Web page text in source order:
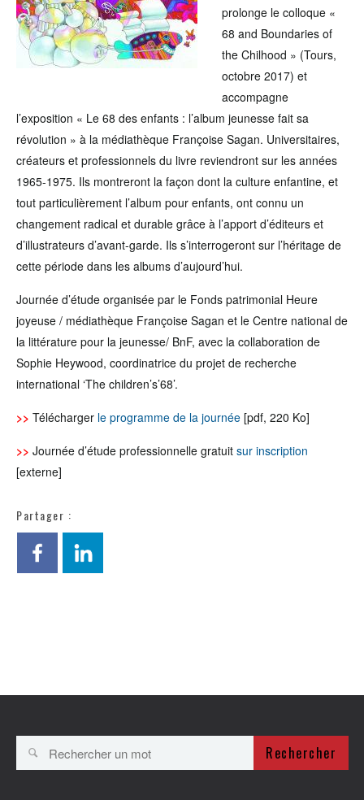
prolonge le colloque «
68 and Boundaries of
the Chilhood » (Tours,
octobre 2017) et
accompagne
l’exposition « Le 68 des enfants : l’album jeunesse fait sa
révolution » à la médiathèque Françoise Sagan. Universitaires,
créateurs et professionnels du livre reviendront sur les années
1965-1975. Ils montreront la façon dont la culture enfantine, et
tout particulièrement l’album pour enfants, ont connu un
changement radical et durable grâce à l’apport d’éditeurs et
d’illustrateurs d’avant-garde. Ils s’interrogeront sur l’héritage de
cette période dans les albums d’aujourd’hui.
Journée d’étude organisée par le Fonds patrimonial Heure
joyeuse / médiathèque Françoise Sagan et le Centre national de
la littérature pour la jeunesse/ BnF, avec la collaboration de
Sophie Heywood, coordinatrice du projet de recherche
international ‘The children’s’68’.
>> Télécharger le programme de la journée [pdf, 220 Ko]
>> Journée d’étude professionnelle gratuit sur inscription
[externe]
Partager :
Rechercher